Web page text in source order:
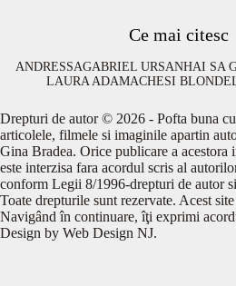
Ce mai citesc
ANDRESSAGABRIEL URSANHAI SA
LAURA ADAMACHESI
Drepturi de autor © 2026 - Pofta buna
articolele, filmele si imaginile apartin
Gina Bradea. Orice publicare a acestora
este interzisa fara acordul scris al
conform Legii 8/1996-drepturi de autor
Toate drepturile sunt rezervate. Acest
Navigând în continuare, îţi exprimi
Design by Web Design NJ.